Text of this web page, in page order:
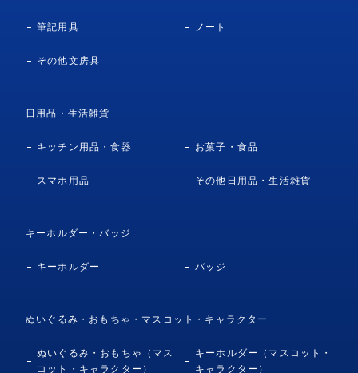
筆記用具 ノート
その他文房具
日用品・生活雑貨
キッチン用品・食器 お菓子・食品
スマホ用品 その他日用品・生活雑貨
キーホルダー・バッジ
キーホルダー バッジ
ぬいぐるみ・おもちゃ・マスコット・キャラクター
ぬいぐるみ・おもちゃ（マス
コット・キャラクター）
キーホルダー（マスコット・
キャラクター）